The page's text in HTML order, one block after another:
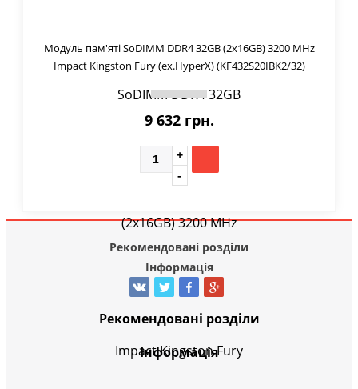
Модуль пам'яті SoDIMM DDR4 32GB (2x16GB) 3200 MHz
Impact Kingston Fury (ex.HyperX) (KF432S20IBK2/32)
9 632 грн.
Рекомендовані розділи
Інформація
Рекомендовані розділи
Інформація